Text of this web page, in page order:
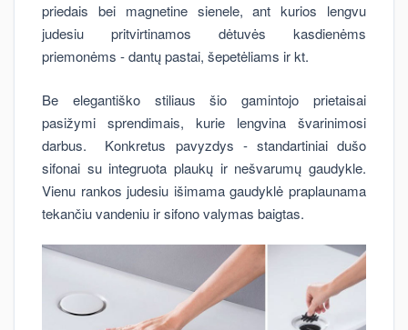
priedais bei magnetine sienele, ant kurios lengvu
judesiu pritvirtinamos dėtuvės kasdienėms
priemonėms - dantų pastai, šepetėliams ir kt.
Be elegantiško stiliaus šio gamintojo prietaisai
pasižymi sprendimais, kurie lengvina švarinimosi
darbus. Konkretus pavyzdys - standartiniai dušo
sifonai su integruota plaukų ir nešvarumų gaudykle.
Vienu rankos judesiu išimama gaudyklė praplaunama
tekančiu vandeniu ir sifono valymas baigtas.